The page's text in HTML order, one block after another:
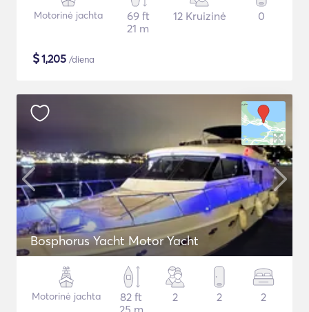
Motorinė jachta
69 ft
21 m
12 Kruizinė 0
$1,205 /diena
Bosphorus Yacht Motor Yacht
Motorinė jachta
82 ft
25 m
2 2 2